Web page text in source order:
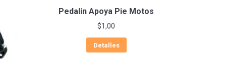
Pedalin Apoya Pie Motos
$1,00
Detalles